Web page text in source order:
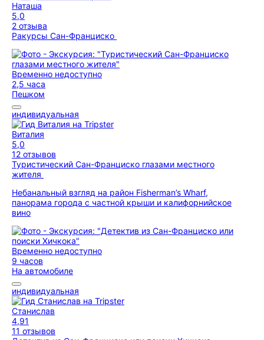
Наташа
5,0
2 отзыва
Ракурсы Сан-Франциско
Временно недоступно
2,5 часа
Пешком
индивидуальная
Виталия
5,0
12 отзывов
Туристический Сан-Франциско глазами местного
жителя
Небанальный взгляд на район Fisherman’s Wharf,
панорама города с частной крыши и калифорнийское
вино
Временно недоступно
9 часов
На автомобиле
индивидуальная
Станислав
4,91
11 отзывов